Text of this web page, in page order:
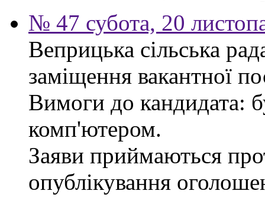
№ 47 субота, 20
Веприцька сільська
заміщення вакантної
Вимоги до кандидата:
комп'ютером.
Заяви приймаються
опублікування